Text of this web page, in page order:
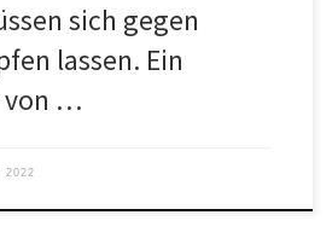
sich gegen
lassen. Ein
von …
2022